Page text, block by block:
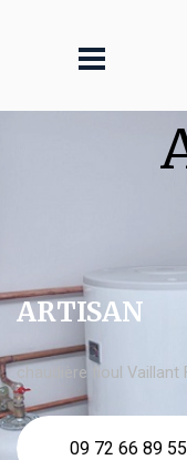
ARTISAN
chaudière fioul Vaillant
09 72 66 89 55